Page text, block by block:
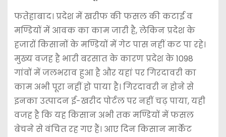
फतेहाबाद। प्रदेश में खरीफ की फसल की कटाई व
मण्डियों में आवक का काम जारी है, लेकिन प्रदेश के
हजारों किसानों के मण्डियों में गेट पास नहीं कट पा रहे।
मुख्य वजह है भारी बरसात के कारण प्रदेश के 1098
गांवों में जलभराव हुआ है और यहां पर गिरदावरी का
काम अभी पूरा नहीं हो पाया है। गिरदावरी न होने से
इनका उत्पादन ई-खरीद पोर्टल पर नहीं चढ़ पाया, यही
वजह है कि यह किसान अभी तक मण्डियों में फसल
बेचने से वंचित रह गए हैं। आए दिन किसान मार्केट